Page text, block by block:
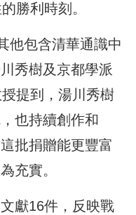
勝利時刻。
他包含清華通識中
秀樹及京都學派
提到，湯川秀樹
也持續創作和
批捐贈能更豐富
充實。
獻16件，反映戰